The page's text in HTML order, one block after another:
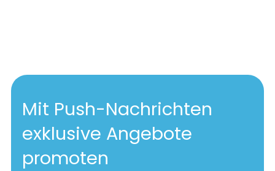
Mit Push-Nachrichten
exklusive Angebote
promoten